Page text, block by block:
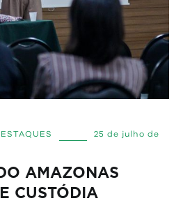
25 de julho de
AMAZONAS
CUSTÓDIA